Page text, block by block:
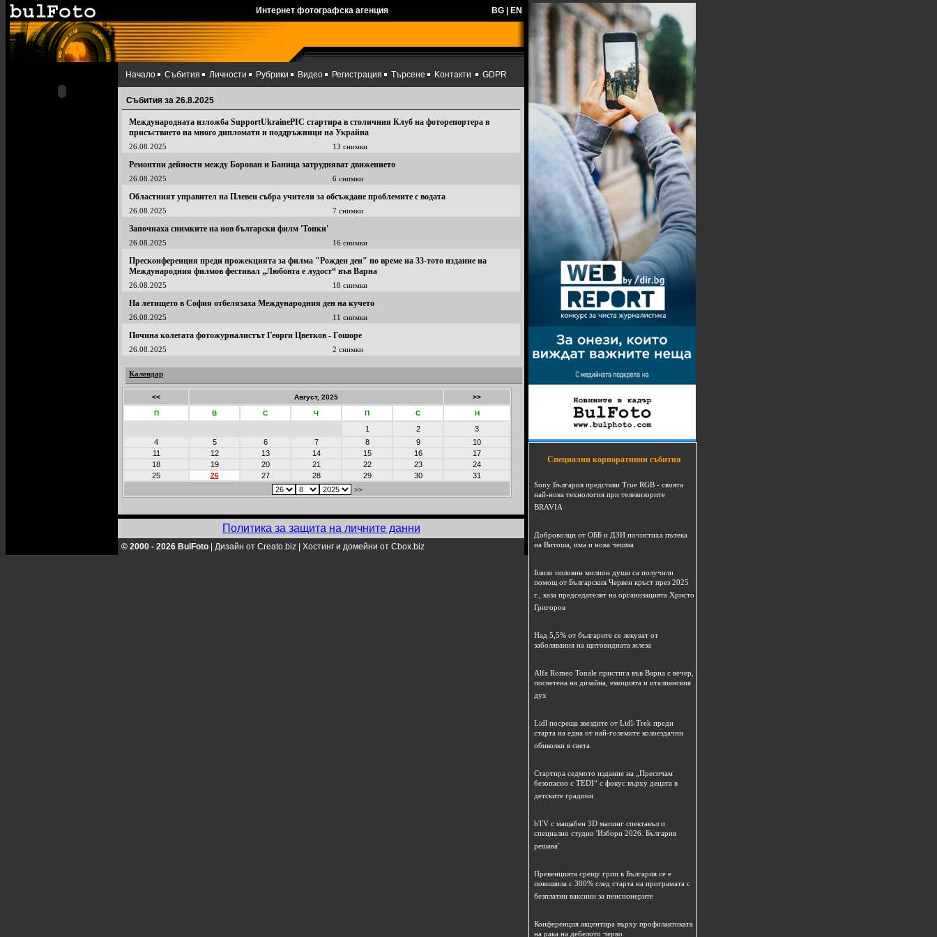
Интернет фотографска агенция BG EN
Начало Събития Личности Рубрики Видео Регистрация Търсене Kонтакти GDPR
Събития за 26.8.2025
Международната изложба SupportUkrainePIC стартира в столичния Клуб на фоторепортера в
присъствието на много дипломати и поддръжници на Украйна
26.08.2025 13 снимки
Ремонтни дейности между Борован и Баница затрудняват движението
26.08.2025 6 снимки
Областният управител на Плевен събра учители за обсъждане проблемите с водата
26.08.2025 7 снимки
Започнаха снимките на нов български филм 'Топки'
26.08.2025 16 снимки
Пресконференция преди прожекцията за филма "Рожден ден" по време на 33-тото издание на
Международния филмов фестивал „Любовта е лудост“ във Варна
26.08.2025 18 снимки
На летището в София отбелязаха Международния ден на кучето
26.08.2025 11 снимки
Почина колегата фотожурналистът Георги Цветков - Гошоре
26.08.2025 2 снимки
Календар
<< Август, 2025 >>
П В С Ч П С Н
1 2
3
4
5 6 7 8 9
10
11
12 13 14 15 16
17
18
19 20 21 22 23
24
25
26 27 28 29 30
31
>>
Политика за защита на личните данни
© 2000 - 2026 BulFoto Дизайн от Creato.biz Хостинг и домейни от Cbox.biz
Специални корпоративни събития
Sony България представи True RGB - своята
най-нова технология при телевизорите
BRAVIA
Доброволци от ОББ и ДЗИ почистиха пътека
на Витоша, има и нова чешма
Близо половин милион души са получили
помощ от Българския Червен кръст през 2025
г., каза председателят на организацията Христо
Григоров
Над 5,5% от българите се лекуват от
заболявания на щитовидната жлеза
Alfa Romeo Tonale пристига във Варна с вечер,
посветена на дизайна, емоцията и италианския
дух
Lidl посреща звездите от Lidl-Trek преди
старта на една от най-големите колоездачни
обиколки в света
Стартира седмото издание на „Пресичам
безопасно с TEDI“ с фокус върху децата в
детските градини
bTV с мащабен 3D мапинг спектакъл и
специално студио 'Избори 2026. България
решава'
Превенцията срещу грип в България се е
повишила с 300% след старта на програмата с
безплатни ваксини за пенсионерите
Конференция акцентира върху профилактиката